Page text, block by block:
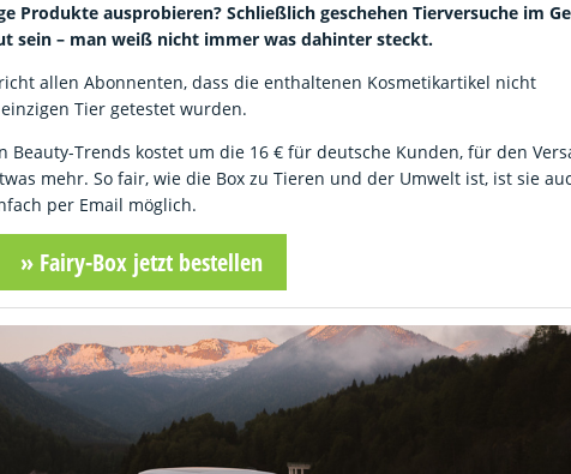
Produkte ausprobieren? Schließlich geschehen Tierversuche im
sein – man weiß nicht immer was dahinter steckt.
allen Abonnenten, dass die enthaltenen Kosmetikartikel nicht
Tier getestet wurden.
Trends kostet um die 16 € für deutsche Kunden, für den
mehr. So fair, wie die Box zu Tieren und der Umwelt ist, ist sie
per Email möglich.
» Fairy-Box jetzt bestellen